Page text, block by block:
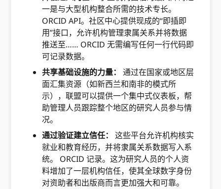
一是与大型机构整合所需的技术专长。
ORCID API。社区中心提供现成的“即插即
用”接口，允许机构管理隶属关系并将数据
推送至…… ORCID 无需编写任何一行代码即
可记录数据。
共享基础设施的力量：
通过在国家或地区层
面汇集资源（如新西兰和南非的模式所
示），联盟可以提供一个集中式仪表板，帮
助管理人员跟踪整个地区的研究人员参与情
况。
通过验证建立信任：这些平台允许机构核实
就业和教育经历，并将隶属关系数据写入系
统。 ORCID 记录。这为研究人员的个人资
料增加了一层机构信任，使其全球数字身份
对资助者和出版商而言更加强大和可靠。